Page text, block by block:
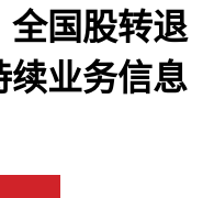
全国股转退
续业务信息